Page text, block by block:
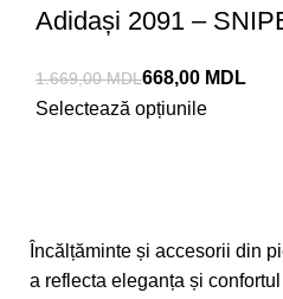
Adidași 2091 –
1.669,00MDL668,00 MDL
Selectează opțiunile
Încălțăminte și accesorii din
a reflecta eleganța și